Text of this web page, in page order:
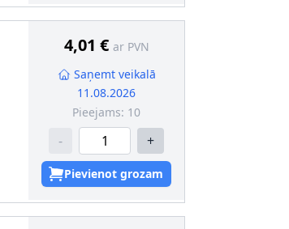
4,01 € ar PVN
Saņemt veikalā
11.08.2026
Pieejams: 10
- +
Pievienot grozam